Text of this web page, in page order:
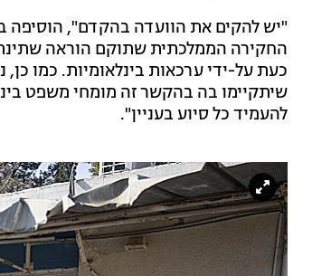
"יש להקים את הוועדה בהקדם", הוסיפה
החקירה הממלכתית שתוקם הוראה
כעת על-ידי ערכאות בינלאומיות. כמו
שיתקיימו בה בהקשר זה מומחי משפט
להעמיד כל סיוע בעניין".